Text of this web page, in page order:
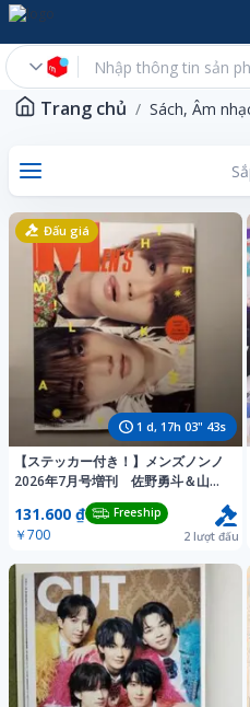
Trang chủ Sách, Âm
1 d, 17h 03" 40s
Đấu giá
【ステッカー付き！】メンズノンノ
2026年7月号増刊 佐野勇斗＆山中
131.600 ₫ Freeship
￥700 2 lượt đấu